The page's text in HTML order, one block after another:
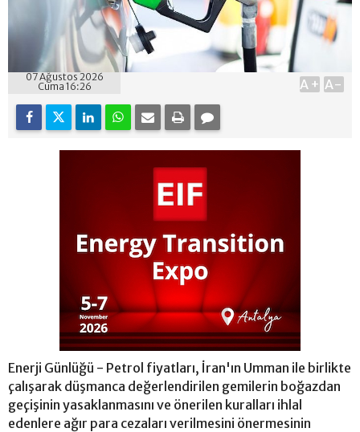
07 Ağustos 2026
Cuma 16:26
A+ A-
Enerji Günlüğü - Petrol fiyatları, İran'ın Umman ile birlikte
çalışarak düşmanca değerlendirilen gemilerin boğazdan
geçişinin yasaklanmasını ve önerilen kuralları ihlal
edenlere ağır para cezaları verilmesini önermesinin